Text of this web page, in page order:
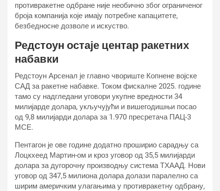
противракетне одбране није необично због ограниченог
броја компанија које имају потребне капацитете,
безбедносне дозволе и искуство.
Редстоун остаје центар ракетних
набавки
Редстоун Арсенал је главно чвориште Копнене војске
САД за ракетне набавке. Током фискалне 2025. године
тамо су надгледани уговори укупне вредности 34
милијарде долара, укључујући и вишегодишњи посао
од 9,8 милијарди долара за 1.970 пресретача ПАЦ-3
МСЕ.
Пентагон је ове године додатно проширио сарадњу са
Лоцкхеед Мартин-ом и кроз уговор од 35,5 милијарди
долара за дугорочну производњу система ТХААД. Нови
уговор од 347,5 милиона долара долази паралелно са
ширим америчким улагањима у противракетну одбрану,